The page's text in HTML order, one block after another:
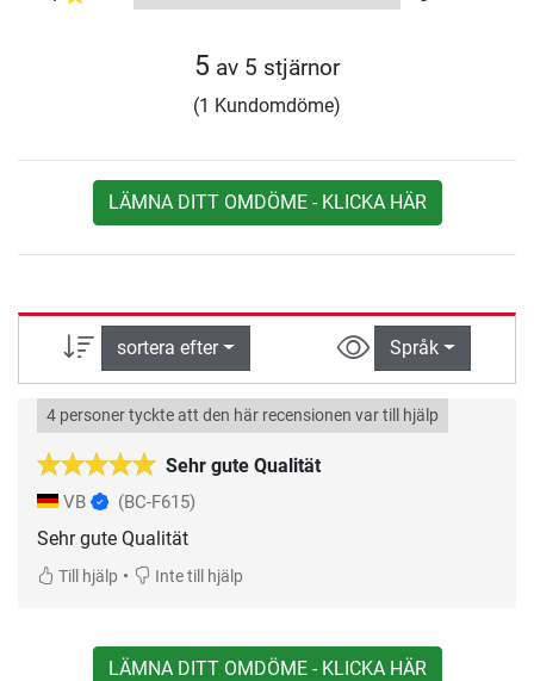
5 av 5 stjärnor
(1 Kundomdöme)
LÄMNA DITT OMDÖME - KLICKA HÄR
sortera efter Språk
Sehr gute Qualität
4 personer tyckte att den här recensionen var till hjälp
VB (BC-F615)
Sehr gute Qualität
Till hjälp • Inte till hjälp
LÄMNA DITT OMDÖME - KLICKA HÄR